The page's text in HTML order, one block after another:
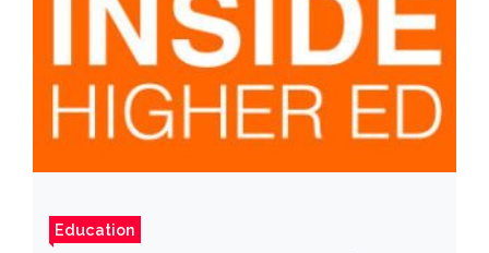
Education